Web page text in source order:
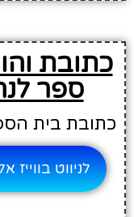
כתובת
ספר
כתובת בית
לניווט בווייז